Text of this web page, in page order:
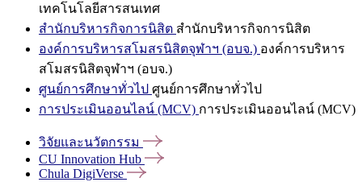
เทคโนโลยีสารสนเทศ
สำนักบริหารกิจการนิสิต สำนักบริหารกิจการนิสิต
องค์การบริหารสโมสรนิสิตจุฬาฯ (อบจ.) องค์การบริหาร
สโมสรนิสิตจุฬาฯ (อบจ.)
ศูนย์การศึกษาทั่วไป ศูนย์การศึกษาทั่วไป
การประเมินออนไลน์ (MCV) การประเมินออนไลน์ (MCV)
วิจัยและนวัตกรรม
CU Innovation Hub
Chula DigiVerse